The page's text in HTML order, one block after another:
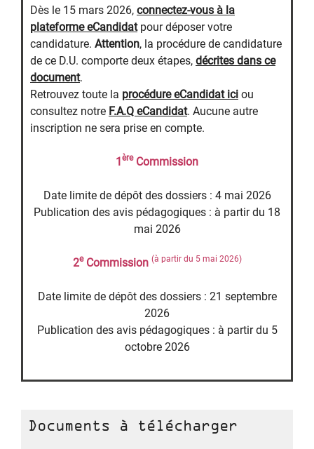
Dès le 15 mars 2026, connectez-vous à la
plateforme eCandidatpour déposer votre
candidature. Attention, la procédure de candidature
de ce D.U. comporte deux étapes, décrites dans ce
document.
Retrouvez toute la procédure eCandidat ici ou
consultez notre F.A.Q eCandidat. Aucune autre
inscription ne sera prise en compte.
1èreCommission
Date limite de dépôt des dossiers : 4 mai 2026
Publication des avis pédagogiques : à partir du 18
mai 2026
2eCommission (à partir du 5 mai 2026)
Date limite de dépôt des dossiers : 21 septembre
2026
Publication des avis pédagogiques : à partir du 5
octobre 2026
Documents à télécharger